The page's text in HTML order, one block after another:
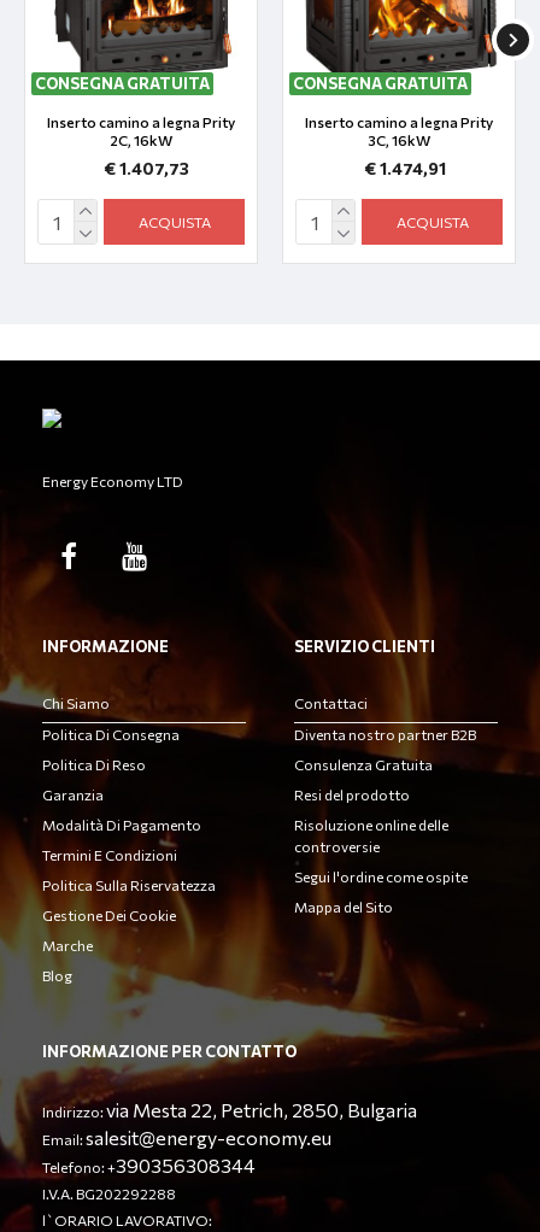
CONSEGNA GRATUITA
Inserto camino a legna Prity
2C, 16kW
€ 1.407,73
ACQUISTA
CONSEGNA GRATUITA
Inserto camino a legna Prity
3C, 16kW
€ 1.474,91
ACQUISTA
Energy Economy LTD
INFORMAZIONE
Chi Siamo
Politica Di Consegna
Politica Di Reso
Garanzia
Modalità Di Pagamento
Termini E Condizioni
Politica Sulla Riservatezza
Gestione Dei Cookie
Marche
Blog
SERVIZIO CLIENTI
Contattaci
Diventa nostro partner B2B
Consulenza Gratuita
Resi del prodotto
Risoluzione online delle
controversie
Segui l'ordine come ospite
Mappa del Sito
INFORMAZIONE PER CONTATTO
Indirizzo:via Mesta 22, Petrich, 2850, Bulgaria
Email:salesit@energy-economy.eu
Telefono: +390356308344
I.V.A. BG202292288
l`ORARIO LAVORATIVO: